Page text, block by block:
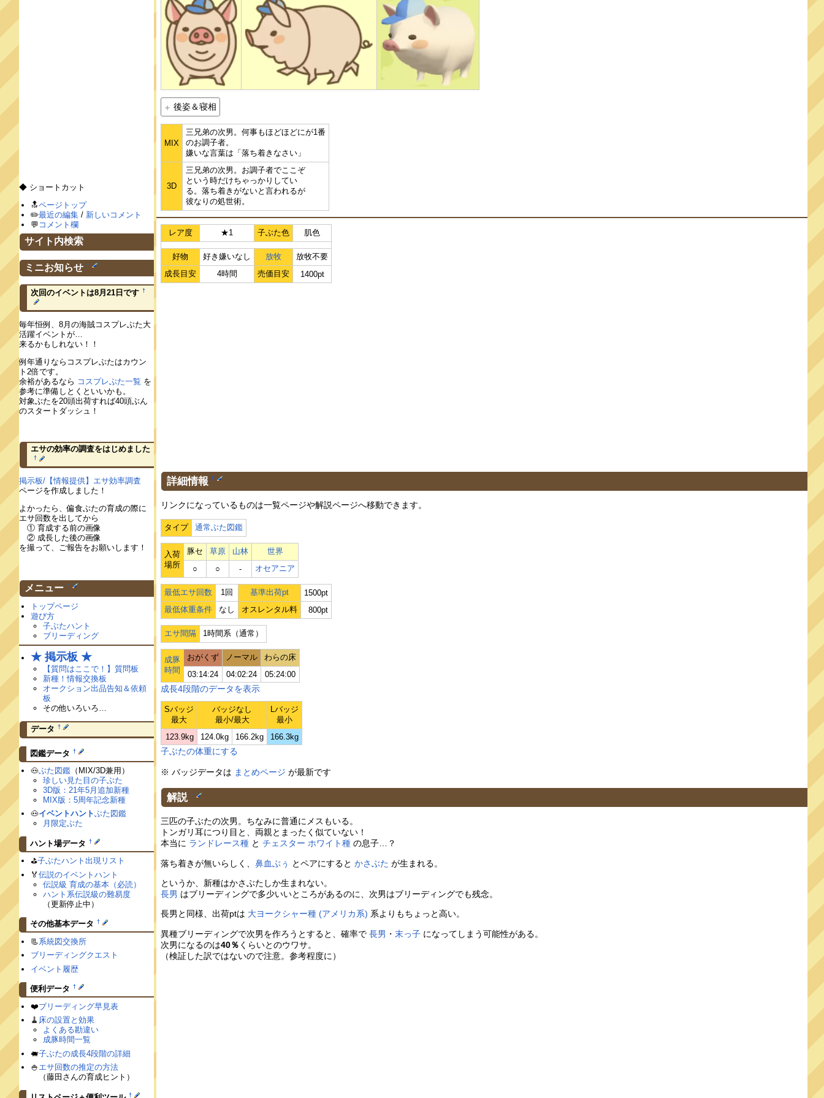
後姿＆寝相
MIX
三兄弟の次男。何事もほどほどにが1番
のお調子者。
嫌いな言葉は「落ち着きなさい」
3D
三兄弟の次男。お調子者でここぞ
という時だけちゃっかりしてい
る。落ち着きがないと言われるが
彼なりの処世術。
レア度 ★1 子ぶた色 肌色
好物 好き嫌いなし 放牧
放牧不要
成長目安
4時間 売価目安 1400pt
詳細情報 †
リンクになっているものは一覧ページや解説ページへ移動できます。
タイプ 通常ぶた図鑑
入荷
場所
豚セ 草原 山林
世界
○
○ ‐ オセアニア
最低エサ回数 1回 基準出荷pt
1500pt
最低体重条件
なし オスレンタル料 800pt
エサ間隔 1時間系（通常）
成豚
時間
おがくず ノーマル
わらの床
03:14:24
04:02:24 05:24:00
成長4段階のデータを表示
Sバッジ
最大
バッジなし
最小/最大
Lバッジ
最小
123.9kg
124.0kg 166.2kg 166.3kg
子ぶたの体重にする
※ バッジデータは まとめページ が最新です
解説 †
三匹の子ぶたの次男。ちなみに普通にメスもいる。
トンガリ耳につり目と、両親とまったく似ていない！
本当に ランドレース種 とチェスター ホワイト種 の息子…？
落ち着きが無いらしく、鼻血ぶぅ とペアにするとかさぶた が生まれる。
というか、新種はかさぶたしか生まれない。
長男 はブリーディングで多少いいところがあるのに、次男はブリーディングでも残念。
長男と同様、出荷ptは 大ヨークシャー種 (アメリカ系) 系よりもちょっと高い。
異種ブリーディングで次男を作ろうとすると、確率で長男 ・末っ子 になってしまう可能性がある。
次男になるのは40％ くらいとのウワサ。
（検証した訳ではないので注意。参考程度に）
◆ ショートカット
🔝ページトップ
✏️最近の編集 / 新しいコメント
💬 コメント欄
サイト内検索
ミニお知らせ †
次回のイベントは8月21日です †
毎年恒例、8月の海賊コスプレぶた大
活躍イベントが…
来るかもしれない！！
例年通りならコスプレぶたはカウン
ト2倍です。
余裕があるなら コスプレぶた一覧 を
参考に準備しとくといいかも。
対象ぶたを20頭出荷すれば40頭ぶん
のスタートダッシュ！
エサの効率の調査をはじめました
†
掲示板/【情報提供】エサ効率調査
ページを作成しました！
よかったら、偏食ぶたの育成の際に
エサ回数を出してから
① 育成する前の画像
② 成長した後の画像
を撮って、ご報告をお願いします！
メニュー †
トップページ
遊び方
子ぶたハント
ブリーディング
★ 掲示板 ★
【質問はここで！】質問板
新種！情報交換板
オークション出品告知＆依頼
板
その他いろいろ…
データ †
図鑑データ †
🐽ぶた図鑑 （MIX/3D兼用）
珍しい見た目の子ぶた
3D版：21年5月追加新種
MIX版：5周年記念新種
🐽イベントハントぶた図鑑
月限定ぶた
ハント場データ †
⛳️子ぶたハント出現リスト
🏅伝説のイベントハント
伝説級 育成の基本（必読）
ハント系伝説級の難易度
（更新停止中）
その他基本データ †
📃系統図交換所
ブリーディングクエスト
イベント履歴
便利データ †
❤️ブリーディング早見表
🧹 床の設置と効果
よくある勘違い
成豚時間一覧
🐖子ぶたの成長4段階の詳細
🍚 エサ回数の推定の方法
（藤田さんの育成ヒント）
†